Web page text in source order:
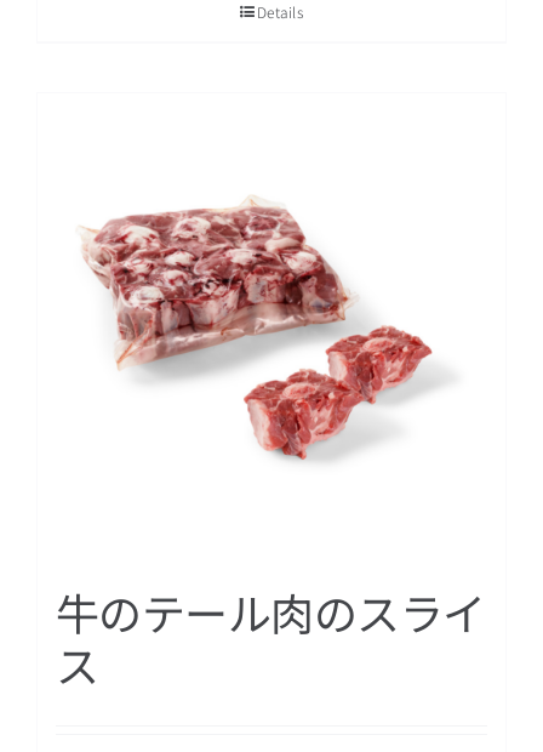
Details
牛のテール肉のスライ
ス